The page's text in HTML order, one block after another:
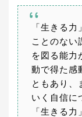
「生きる
ことのない
を図る能力
動で得た感
ともあり、
いく自信に
「生きる力